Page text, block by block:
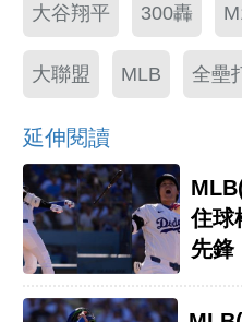
大谷翔平 300轟
大聯盟 MLB 全壘
延伸閱讀
住球
先